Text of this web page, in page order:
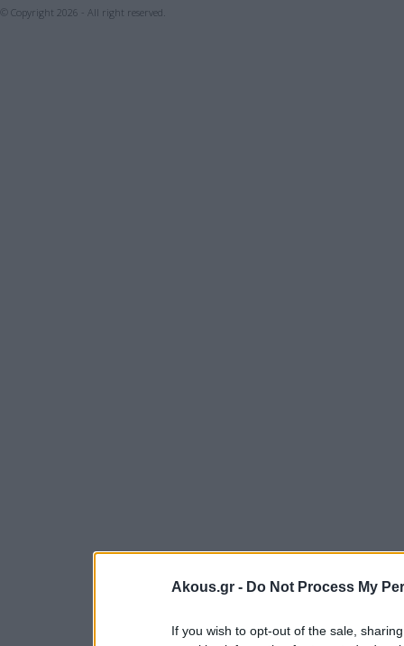
Akous.gr - Do Not Process My
If you wish to opt-out of the sale,
© Copyright 2026 - All right reserved.